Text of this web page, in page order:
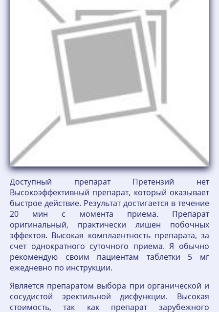
Доступный препарат Претензий нет
Высокоэффективный препарат, который оказывает
быстрое действие. Результат достигается в течение
20 мин с момента приема. Препарат
оригинальный, практически лишен побочных
эффектов. Высокая комплаентность препарата, за
счет однократного суточного приема. Я обычно
рекомендую своим пациентам таблетки 5 мг
ежедневно по инструкции.
Является препаратом выбора при органической и
сосудистой эректильной дисфункции. Высокая
стоимость, так как препарат зарубежного